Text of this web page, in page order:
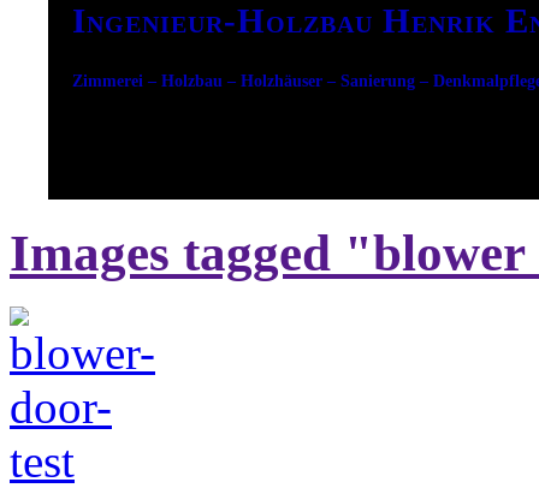
Ingenieur-Holzbau Henrik
Zimmerei – Holzbau – Holzhäuser – Sanierung –
Images tagged